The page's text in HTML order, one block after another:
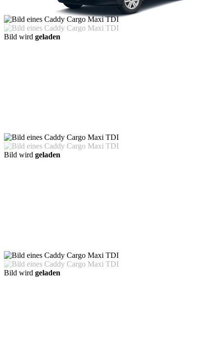
Bild wird geladen
Bild wird geladen
Bild wird geladen